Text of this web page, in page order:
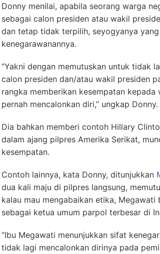
Donny menilai, apabila seorang warga
sebagai calon presiden atau wakil
dan tetap tidak terpilih, seyogyanya
kenegarawanannya.
“Yakni dengan memutuskan untuk tidak
calon presiden dan/atau wakil presiden
rangka memberikan kesempatan
pernah mencalonkan diri,” ungkap Donny.
Dia bahkan memberi contoh Hillary
dalam ajang pilpres Amerika Serikat,
kesempatan.
Contoh lainnya, kata Donny, ditunjukkan
dua kali maju di pilpres langsung,
kalau mau mengabaikan etika, Megawati
sebagai ketua umum parpol terbesar di
“Ibu Megawati menunjukkan sifat
tidak lagi mencalonkan dirinya pada